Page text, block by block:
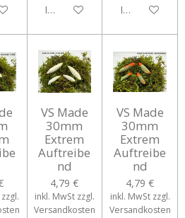
In den WarenkorbIn den
VS Made
30mm
Extrem
Auftreibe
nd
4,79 €
inkl. MwSt zzgl.
Versandkosten
VS Made
30mm
Extrem
Auftreibe
nd
4,79 €
inkl. MwSt zzgl.
Versandkosten